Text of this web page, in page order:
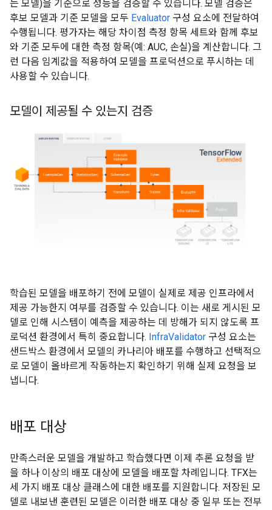
는 모델)을 기준으로 성능을 검증할 수 있습니다. 모델 검증은
후보 모델과 기준 모델을 모두 Evaluator 구성 요소에 전달하여
수행됩니다. 평가자는 해당 차이점 측정 항목 세트와 함께 후보
와 기준 모두에 대한 측정 항목(예: AUC, 손실)을 계산합니다. 그
런 다음 임계값을 적용하여 모델을 프로덕션으로 푸시하는 데
사용할 수 있습니다.
모델이 제공될 수 있는지 검증
학습된 모델을 배포하기 전에 모델이 실제로 제공 인프라에서
제공 가능한지 여부를 검증할 수 있습니다. 이는 새로 게시된 모
델로 인해 시스템이 예측을 제공하는 데 방해가 되지 않도록 프
로덕션 환경에서 특히 중요합니다. InfraValidator 구성 요소는
샌드박스 환경에서 모델의 카나리아 배포를 수행하고 선택적으
로 모델이 올바르게 작동하는지 확인하기 위해 실제 요청을 보
냅니다.
배포 대상
만족스러운 모델을 개발하고 학습했다면 이제 추론 요청을 받
을 하나 이상의 배포 대상에 모델을 배포할 차례입니다. TFX는
세 가지 배포 대상 클래스에 대한 배포를 지원합니다. 저장된 모
델로 내보낸 훈련된 모델은 이러한 배포 대상 중 일부 또는 전부